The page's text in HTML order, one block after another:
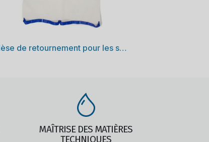
Découvrir Alèse de retournement pour les soins et la toilette
MAÎTRISE DES MATIÈRES
TECHNIQUES